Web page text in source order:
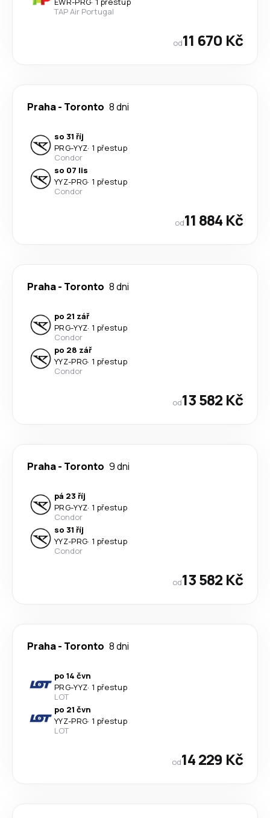
TAP Air Portugal
od11 670 Kč
Praha- Toronto 8 dni
so 31 říj
PRG-YYZ· 1 přestup
Condor
so 07 lis
YYZ-PRG· 1 přestup
Condor
od11 884 Kč
Praha- Toronto 8 dni
po 21 zář
PRG-YYZ· 1 přestup
Condor
po 28 zář
YYZ-PRG· 1 přestup
Condor
od13 582 Kč
Praha- Toronto 9 dni
pá 23 říj
PRG-YYZ· 1 přestup
Condor
so 31 říj
YYZ-PRG· 1 přestup
Condor
od13 582 Kč
Praha- Toronto 8 dni
po 14 čvn
PRG-YYZ· 1 přestup
LOT
po 21 čvn
YYZ-PRG· 1 přestup
LOT
od14 229 Kč